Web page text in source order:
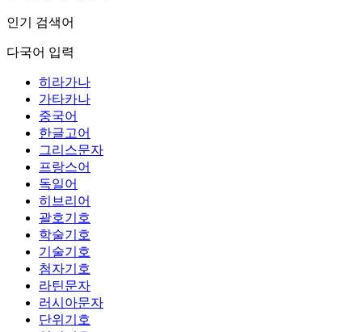
인기 검색어
다국어 입력
히라가나
가타카나
중국어
한글고어
그리스문자
프랑스어
독일어
히브리어
괄호기호
학술기호
기술기호
첨자기호
라틴문자
러시아문자
단위기호